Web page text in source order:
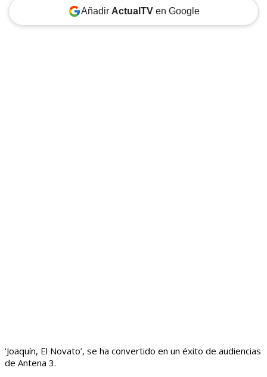
Añadir ActualTVen Google
‘Joaquín, El Novato’, se ha convertido en un éxito de audiencias
de Antena 3.